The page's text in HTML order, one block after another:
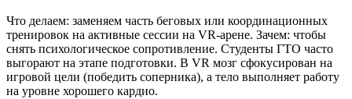
Что делаем: заменяем часть беговых или координационных
тренировок на активные сессии на VR-арене. Зачем: чтобы
снять психологическое сопротивление. Студенты ГТО часто
выгорают на этапе подготовки. В VR мозг сфокусирован на
игровой цели (победить соперника), а тело выполняет работу
на уровне хорошего кардио.